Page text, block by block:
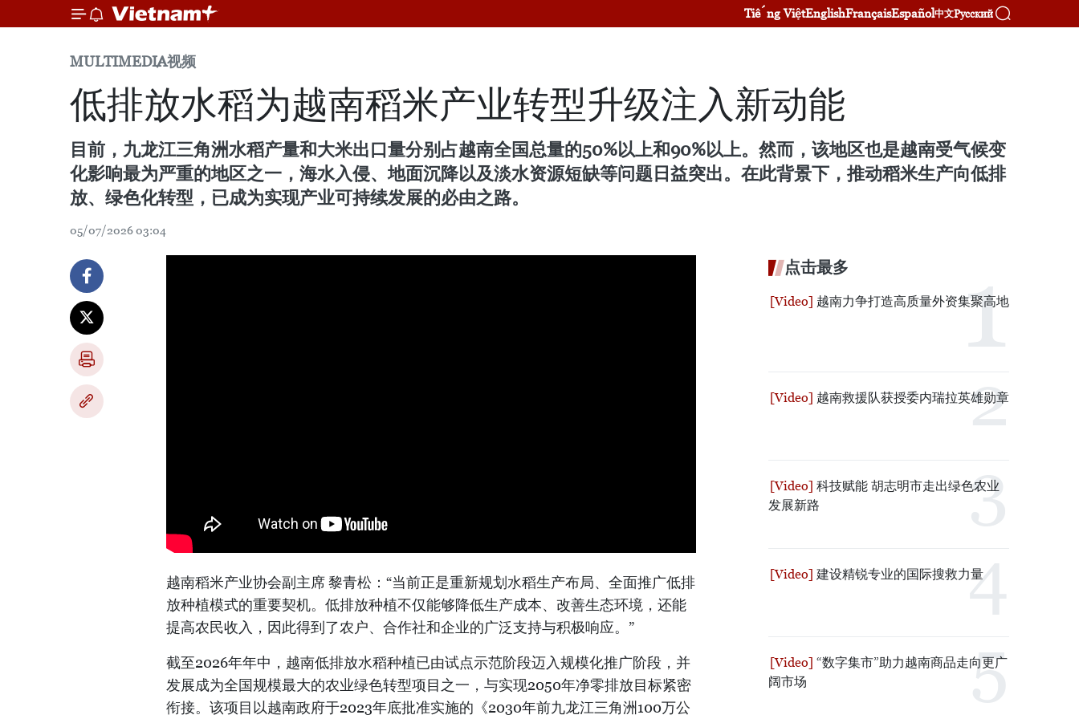
Tiếng ViệtEnglishFrançaisEspañol中文Русский
MULTIMEDIA视频
低排放水稻为越南稻米产业转型升级注入新动能
目前，九龙江三角洲水稻产量和大米出口量分别占越南全国总量的50%以上和90%以上。然而，该地区也是越南受气候变
化影响最为严重的地区之一，海水入侵、地面沉降以及淡水资源短缺等问题日益突出。在此背景下，推动稻米生产向低排
放、绿色化转型，已成为实现产业可持续发展的必由之路。
05/07/2026 03:04
越南稻米产业协会副主席 黎青松：“当前正是重新规划水稻生产布局、全面推广低排
放种植模式的重要契机。低排放种植不仅能够降低生产成本、改善生态环境，还能
提高农民收入，因此得到了农户、合作社和企业的广泛支持与积极响应。”
截至2026年年中，越南低排放水稻种植已由试点示范阶段迈入规模化推广阶段，并
发展成为全国规模最大的农业绿色转型项目之一，与实现2050年净零排放目标紧密
衔接。该项目以越南政府于2023年底批准实施的《2030年前九龙江三角洲100万公
点击最多
越南力争打造高质量外资集聚高地
越南救援队获授委内瑞拉英雄勋章
科技赋能 胡志明市走出绿色农业
发展新路
建设精锐专业的国际搜救力量
“数字集市”助力越南商品走向更广
阔市场